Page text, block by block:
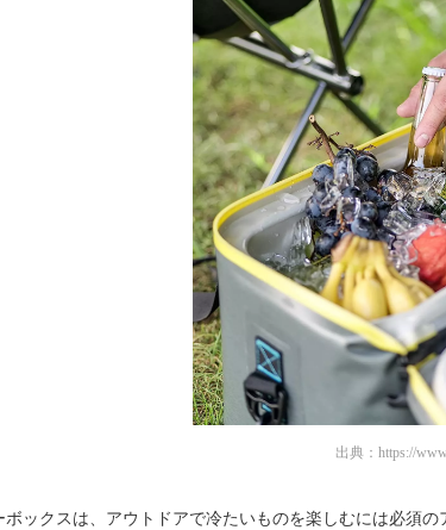
出典： https://
ボックスは、アウトドアで冷たいものを楽しむには必須